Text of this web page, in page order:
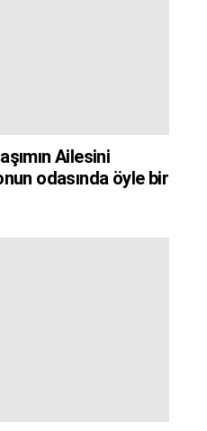
Ailesini
odasında öyle bir